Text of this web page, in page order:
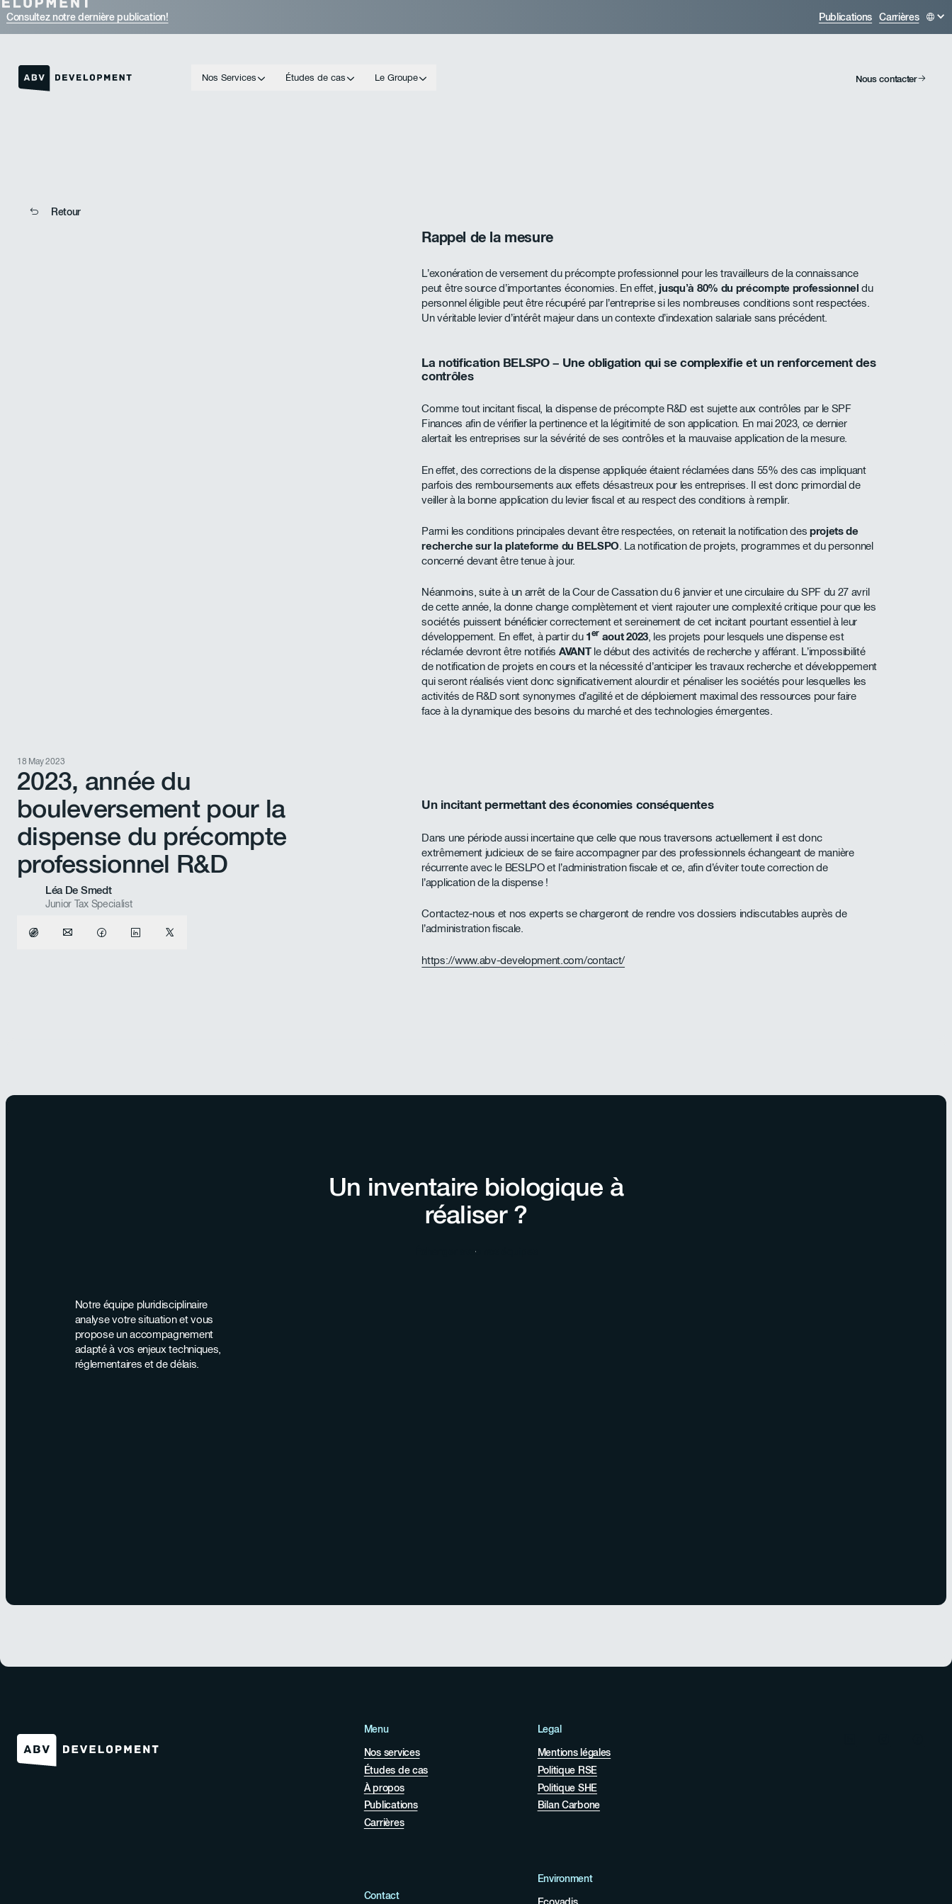
Consultez notre dernière publication! Publications Carrières
Nos Services Études de cas Le Groupe Nous contacter
Retour
18 May 2023
2023, année du
bouleversement pour la
dispense du précompte
professionnel R&D
Léa De Smedt
Junior Tax Specialist
Rappel de la mesure
L’exonération de versement du précompte professionnel pour les travailleurs de la connaissance
peut être source d’importantes économies. En effet, jusqu’à 80% du précompte professionnel du
personnel éligible peut être récupéré par l’entreprise si les nombreuses conditions sont respectées.
Un véritable levier d’intérêt majeur dans un contexte d’indexation salariale sans précédent.
La notification BELSPO – Une obligation qui se complexifie et un renforcement des
contrôles
Comme tout incitant fiscal, la dispense de précompte R&D est sujette aux contrôles par le SPF
Finances afin de vérifier la pertinence et la légitimité de son application. En mai 2023, ce dernier
alertait les entreprises sur la sévérité de ses contrôles et la mauvaise application de la mesure.
En effet, des corrections de la dispense appliquée étaient réclamées dans 55% des cas impliquant
parfois des remboursements aux effets désastreux pour les entreprises. Il est donc primordial de
veiller à la bonne application du levier fiscal et au respect des conditions à remplir.
Parmi les conditions principales devant être respectées, on retenait la notification des projets de
recherche sur la plateforme du BELSPO . La notification de projets, programmes et du personnel
concerné devant être tenue à jour.
Néanmoins, suite à un arrêt de la Cour de Cassation du 6 janvier et une circulaire du SPF du 27 avril
de cette année, la donne change complètement et vient rajouter une complexité critique pour que les
sociétés puissent bénéficier correctement et sereinement de cet incitant pourtant essentiel à leur
développement. En effet, à partir du 1er aout 2023, les projets pour lesquels une dispense est
réclamée devront être notifiés AVANT le début des activités de recherche y afférant. L’impossibilité
de notification de projets en cours et la nécessité d’anticiper les travaux recherche et développement
qui seront réalisés vient donc significativement alourdir et pénaliser les sociétés pour lesquelles les
activités de R&D sont synonymes d’agilité et de déploiement maximal des ressources pour faire
face à la dynamique des besoins du marché et des technologies émergentes.
Un incitant permettant des économies conséquentes
Dans une période aussi incertaine que celle que nous traversons actuellement il est donc
extrêmement judicieux de se faire accompagner par des professionnels échangeant de manière
récurrente avec le BESLPO et l’administration fiscale et ce, afin d’éviter toute correction de
l’application de la dispense !
Contactez-nous et nos experts se chargeront de rendre vos dossiers indiscutables auprès de
l’administration fiscale.
https://www.abv-development.com/contact/
Un inventaire biologique à
réaliser ?
Échanger avec nos équipes
Notre équipe pluridisciplinaire
analyse votre situation et vous
propose un accompagnement
adapté à vos enjeux techniques,
réglementaires et de délais.
Menu
Nos services
Études de cas
À propos
Publications
Carrières
Contact
Legal
Mentions légales
Politique RSE
Politique SHE
Bilan Carbone
Environment